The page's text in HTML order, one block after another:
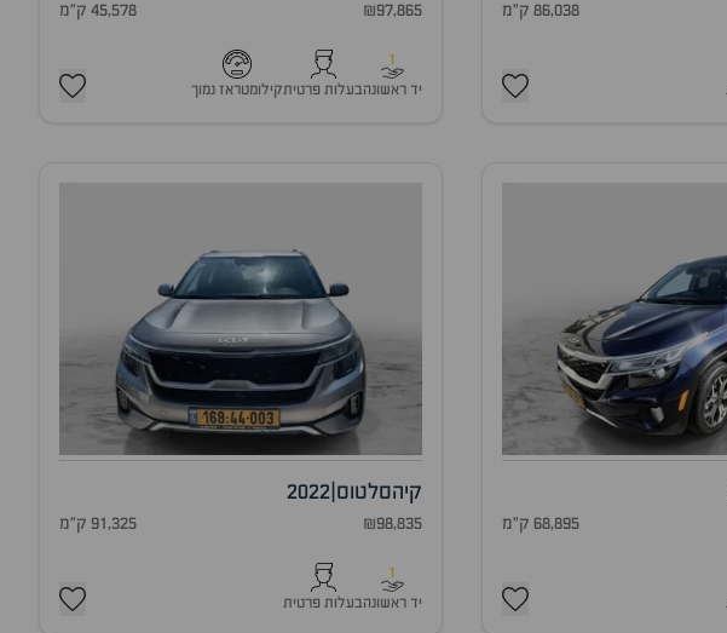
86,038 ק"מ ₪97,865 45,578 ק"מ
1
יד ראשונהבעלות פרטיתקילומטראז נמוך
68,895 ק"מ
קיהסלטוס 2022
₪98,835 91,325 ק"מ
1
יד ראשונהבעלות פרטית